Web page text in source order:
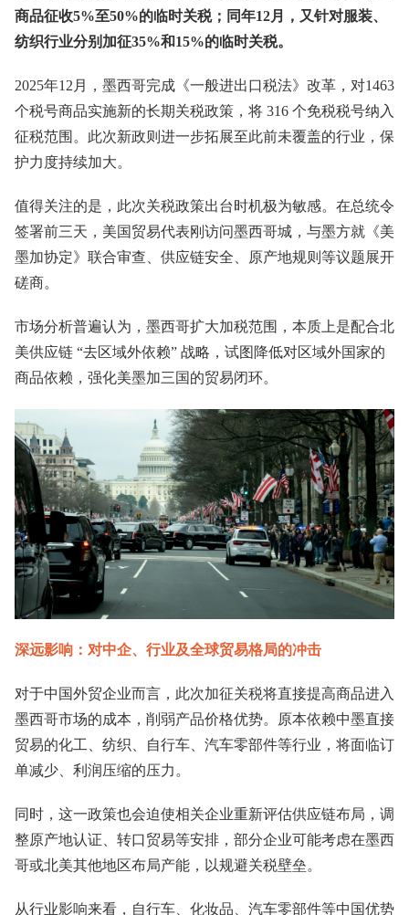
商品征收5%至50%的临时关税；同年12月，又针对服装、
纺织行业分别加征35%和15%的临时关税。
2025年12月，墨西哥完成《一般进出口税法》改革，对1463
个税号商品实施新的长期关税政策，将 316 个免税税号纳入
征税范围。此次新政则进一步拓展至此前未覆盖的行业，保
护力度持续加大。
值得关注的是，此次关税政策出台时机极为敏感。在总统令
签署前三天，美国贸易代表刚访问墨西哥城，与墨方就《美
墨加协定》联合审查、供应链安全、原产地规则等议题展开
磋商。
市场分析普遍认为，墨西哥扩大加税范围，本质上是配合北
美供应链 “去区域外依赖” 战略，试图降低对区域外国家的
商品依赖，强化美墨加三国的贸易闭环。
深远影响：对中企、行业及全球贸易格局的冲击
对于中国外贸企业而言，此次加征关税将直接提高商品进入
墨西哥市场的成本，削弱产品价格优势。原本依赖中墨直接
贸易的化工、纺织、自行车、汽车零部件等行业，将面临订
单减少、利润压缩的压力。
同时，这一政策也会迫使相关企业重新评估供应链布局，调
整原产地认证、转口贸易等安排，部分企业可能考虑在墨西
哥或北美其他地区布局产能，以规避关税壁垒。
从行业影响来看，自行车、化妆品、汽车零部件等中国优势